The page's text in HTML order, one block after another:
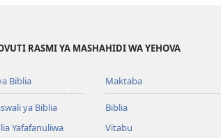
RASMI YA MASHAHIDI WA YEHOVA
Biblia
ya Biblia
Yafafanuliwa
Maktaba
Biblia
Vitabu